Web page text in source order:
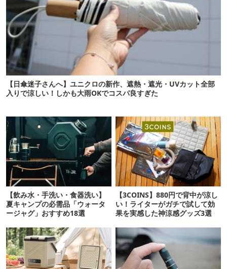
【日傘迷子さんへ】ユニクロの新作、遮熱・遮光・UVカット全部
入りで涼しい！しかも大雨OKでコスパ良すぎた
【飲み水・手洗い・食器洗い】
夏キャンプの必需品「ウォータ
ージャグ」おすすめ18選
【3COINS】880円で背中が涼し
い！ライターがガチで試して効
果を実感した神涼感グッズ3選